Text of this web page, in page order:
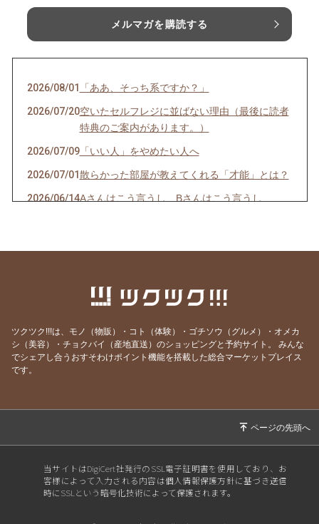
メルマガを購読する
2026/08/01 「ああ、そっち系ですか？」
2026/07/20空いたセルフレジに並ばない理由（最後に読者
特典のご案内があります。）
2026/07/09「いい人」をやめたい人へ
2026/07/01散らかった部屋が教えてくれる「才能」とは？
2026/06/14Aさんはこう言うし、Bさんはこう言うし…
護師さんの動画紹介です）
GW明け明け1週間が過ぎました。やる気が出な
い本当の理由
2026/05/03「すみません」が口グセになっていませんか？
2026/04/27
2026/04/053日坊主は怠慢だから・・・ではありません！
2026/03/07もう「努力すること」は、やめましょう！
2026/02/08「もう歳だから…」は間違いです。
ツクツク!!!は、モノ（物販）・コト（体験）・ゴチソウ（グルメ）・オメカ
シ（美容）・チョクバイ（産地直送）のショッピングと予約サイト。
みんな
でシェアし合うおすそわけポイント機能を搭載した総合マーケットプレイス
です。
当サイトはDigiCert社発行のSSL電子証明書を使用しており、お
客様によって入力される内容は個人情報保護方針に基づき送信
時にSSLという暗号化技術によって保護されます。